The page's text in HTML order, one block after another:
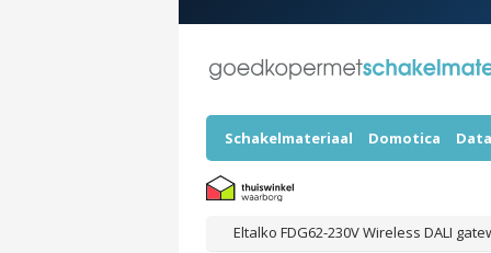
Schakelmateriaal Domotica
Eltalko FDG62-230V Wireless DALI